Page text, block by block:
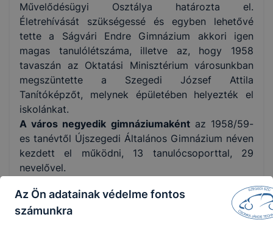
Művelődésügyi Osztálya határozta el.
Életrehívását szükségessé és egyben lehetővé
tette a Ságvári Endre Gimnázium akkori igen
magas tanulólétszáma, illetve az, hogy 1958
tavaszán az Oktatási Minisztérium városunkban
megszüntette a Szegedi József Attila
Tanítóképzőt, melynek épületében helyezték el
iskolánkat.
A város negyedik gimnáziumakéntaz 1958/59-
es tanévtől Újszegedi Általános Gimnázium néven
kezdett el működni, 13 tanulócsoporttal, 29
nevelővel.
Fennállása alatt többször történt profilváltás,
melyet a névváltozások is tükröztek.
Az Ön adatainak védelme fontos
számunkra